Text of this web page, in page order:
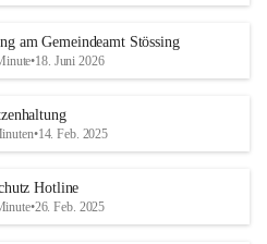
am Gemeindeamt Stössing
•18. Juni 2026
•14. Feb. 2025
Hotline
•26. Feb. 2025